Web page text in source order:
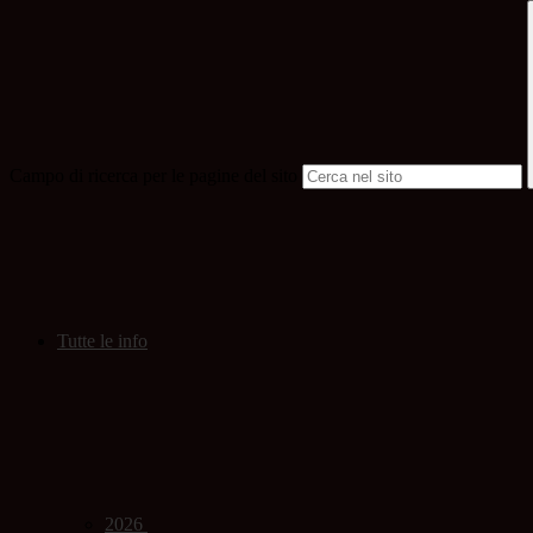
Tutte le info
2026